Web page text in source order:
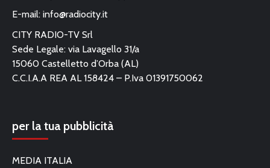
E-mail: info@radiocity.it
CITY RADIO-TV Srl
Sede Legale: via Lavagello 31/a
15060 Castelletto d’Orba (AL)
C.C.I.A.A REA AL 158424 – P.Iva 01391750062
per la tua pubblicità
MEDIA ITALIA